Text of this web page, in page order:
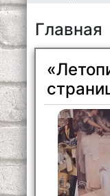
Главная